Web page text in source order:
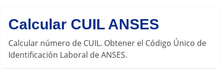
Calcular CUIL ANSES
Calcular número de CUIL. Obtener el Código Único de
Identificación Laboral de ANSES.